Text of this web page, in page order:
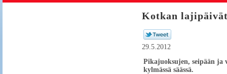
Kotkan
29.5.2012
Pikajuoksujen, seipään ja
kylmässä säässä.